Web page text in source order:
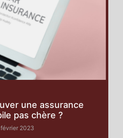
une assurance
pas chère ?
février 2023